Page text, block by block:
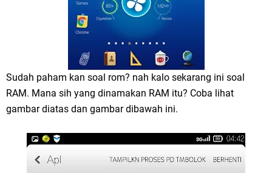
Sudah paham kan soal rom? nah kalo sekarang ini soal
RAM. Mana sih yang dinamakan RAM itu? Coba lihat
gambar diatas dan gambar dibawah ini.